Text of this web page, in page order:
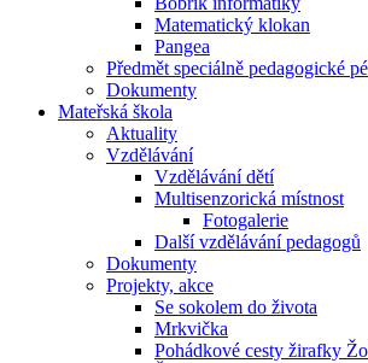
Matematický klokan
Pangea
Předmět speciálně pedagogické
Dokumenty
Mateřská škola
Aktuality
Vzdělávání
Vzdělávání dětí
Multisenzorická místnost
Fotogalerie
Další vzdělávání pedagogů
Dokumenty
Projekty, akce
Se sokolem do života
Mrkvička
Pohádkové cesty žirafky